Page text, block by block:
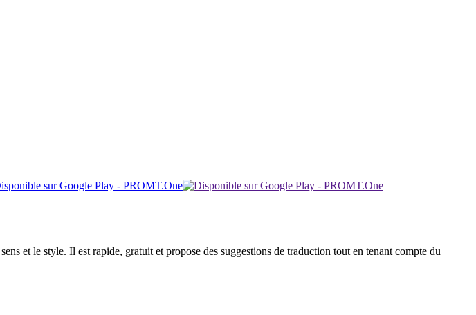
et le style. Il est rapide, gratuit et propose des suggestions de traduction tout en tenant compte du